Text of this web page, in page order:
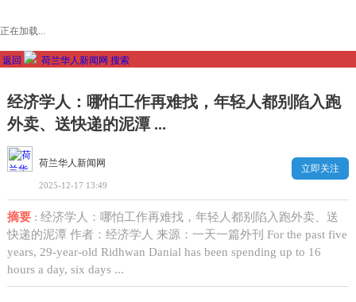
正在加载...
返回 荷兰华人新闻网 搜索
经济学人：哪怕工作再难找，年轻人都别陷入跑
外卖、送快递的泥潭 ...
荷兰华人新闻网
2025-12-17 13:49
立即关注
摘要: 经济学人：哪怕工作再难找，年轻人都别陷入跑外卖、送
快递的泥潭 作者：经济学人 来源：一天一篇外刊 For the past five
years, 29-year-old Ridhwan Danial has been spending up to 16
hours a day, six days ...